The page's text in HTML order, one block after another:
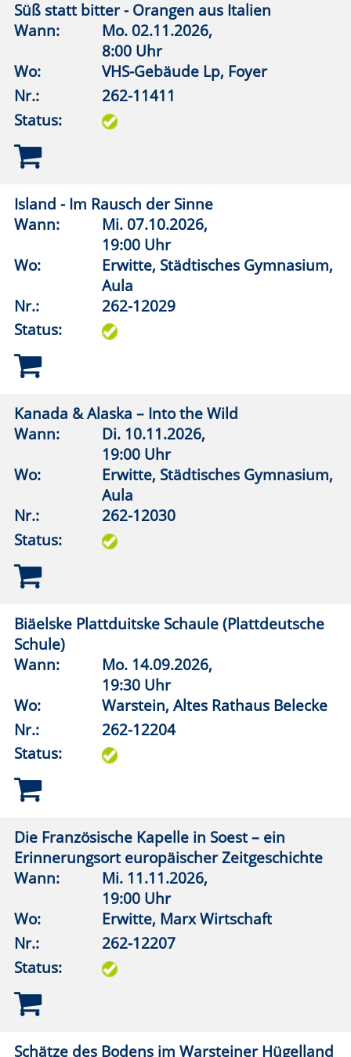
Die Französische Kapelle in Soest – ein
Erinnerungsort europäischer Zeitgeschichte
Wann:
Mi.11.11.2026,
Wo:
Erwitte, Marx Wirtschaft
Nr.:
262-12207
Status:
Schätze des Bodens im Warsteiner Hügelland
(Führung)
Wasser – Erz – Kalkstein
Wann:
12.09.2026,
14:00 Uhr
Wo:
Warstein, Sonstiger Raum
Nr.:
262-12210
Status:
Historischer Judenfriedhof Anröchte
Wann:
Sa.07.11.2026,
14:00 Uhr
Anröchte, Jüdischer Friedhof
Nr.:
262-12212
Begräbnisplätze Horn-Millinghausen
Wann:
Wo:
Erwitte, Kirche St. Cyriakus Horn
Nr.:
Status:
Anröchter-Stein-Museum
Wann:
15.11.2026,
15:00 Uhr
Wo:
Nr.:
Die Abschottung der Welt: Als Juden vor
verschlossenen Grenzen standen. 1933-1945
Wann:
18.10.2026,
19:30 Uhr
Wo:
vhs online
Nr.:
262-12301
Status: